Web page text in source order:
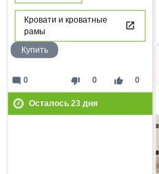
Кровати и кроватные
рамы
Купить
thumb_down 0 thumb_up 0
mode_comment 0
Осталось 23дня